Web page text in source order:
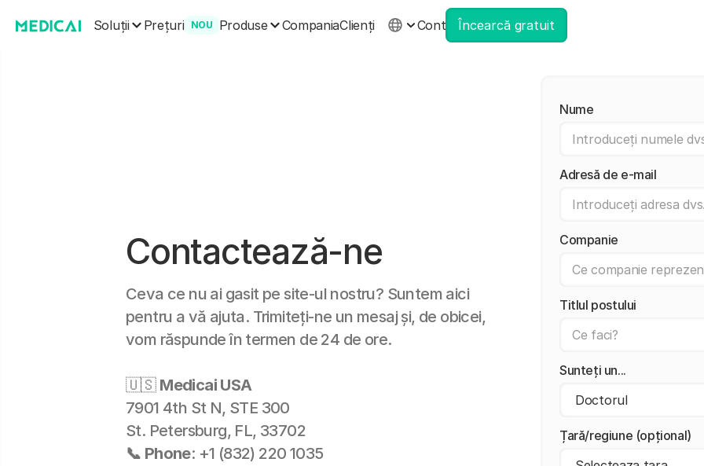
Soluții Prețuri NOU Produse CompaniaClienți Cont Încearcă gratuit
Contactează-ne
Ceva ce nu ai gasit pe site-ul nostru? Suntem aici
pentru a vă ajuta. Trimiteți-ne un mesaj și, de obicei,
vom răspunde în termen de 24 de ore.
🇺🇸 Medicai USA
7901 4th St N, STE 300
St. Petersburg, FL, 33702
📞 Phone: +1 (832) 220 1035
Nume
Adresă de e-mail
Companie
Titlul postului
Sunteți un...
Țară/regiune (opțional)